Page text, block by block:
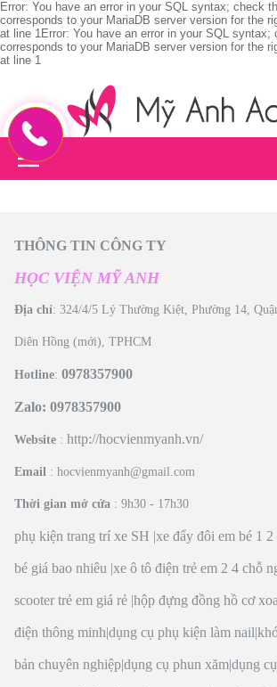
Error: You have an error in your SQL syntax; check
corresponds to your MariaDB server version for the
at line 1Error: You have an error in your SQL syntax;
corresponds to your MariaDB server version for the
at line 1
THÔNG TIN CÔNG TY
HỌC VIỆN MỸ ANH
Địa chỉ: 324/4/5 Lý Thường Kiệt, Phường 14,
Diên Hồng (mới), TPHCM
Hotline:0978357900
Zalo: 0978357900
Website :http://hocvienmyanh.vn/
Email : hocvienmyanh@gmail.com
Thời gian mở cửa : 9h30 - 17h30
phụ kiện trang trí xe SH |xe đẩy đôi em bé 1 2
bé giá bao nhiêu |xe ô tô điện trẻ em 2 4 chỗ
scooter trẻ em giá rẻ |hộp đựng đồng hồ cơ
điện thông minh|dụng cụ phụ kiện làm nail|
bản chuyên nghiệp|dụng cụ phun xăm|dụng